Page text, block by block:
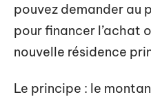
pouvez demander au
pour financer l’achat
nouvelle résidence
Le principe : le